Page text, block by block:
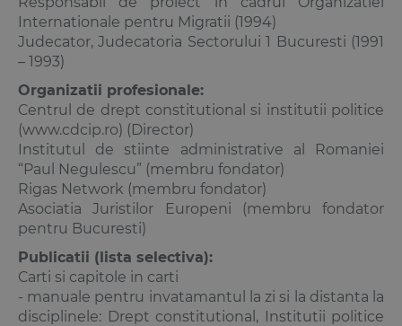
Internationale pentru Migratii (1994)
Judecator, Judecatoria Sectorului 1 Bucuresti (1991
– 1993)
Organizatii profesionale:
Centrul de drept constitutional si institutii politice
(www.cdcip.ro) (Director)
Institutul de stiinte administrative al Romaniei
“Paul Negulescu” (membru fondator)
Rigas Network (membru fondator)
Asociatia Juristilor Europeni (membru fondator
pentru Bucuresti)
Publicatii (lista selectiva):
Carti si capitole in carti
- manuale pentru invatamantul la zi si la distanta la
disciplinele: Drept constitutional , Institutii politice